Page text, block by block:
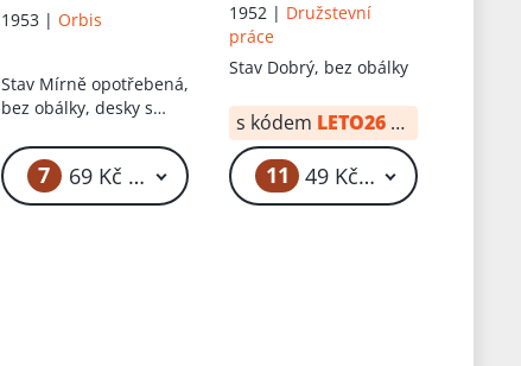
1953 | Orbis
Stav Mírně opotřebená,
bez obálky, desky s
povolená, vše drží
7 69 Kč – 4 999 Kč
1952 | Družstevní
práce
Stav Dobrý, bez obálky
s kódem LETO26 od:
11 49 Kč – 3 999 Kč